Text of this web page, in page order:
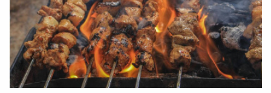
8053元。調查指出，有20.5%的人評估，若在「蛇年過年
前」提出辭呈，對年終獎金或分紅「不會有任何變化」，只
是認為會有「損失」的，合計也佔了78.2%，其中46.2%認
為會「完全拿不到」，32%則認為會「減少」，僅有極少數
的1.3%，認為會「增加」。調查也發現，有高達47.2%的
企業指出，如果在發年終獎金前，得知某員工想離職，其實